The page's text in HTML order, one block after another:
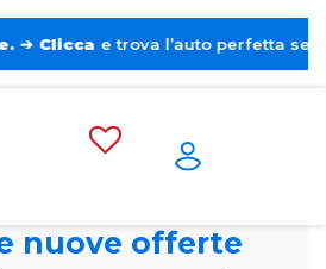
e trova l’auto perfetta senza
nuove offerte